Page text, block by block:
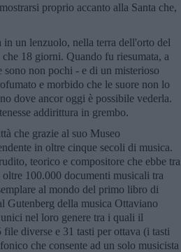
proprio accanto alla Santa che,
un lenzuolo, nella terra dell'orto del
18 giorni. Quando fu riesumata, a
non pochi - e di un misterioso
e morbido che le suore non lo
dove ancor oggi è possibile vederla.
addirittura in grembo.
che grazie al suo Museo
in oltre cinque secoli di musica.
teorico e compositore che ebbe tra
100.000 documenti musicali tra
al mondo del primo libro di
Gutenberg della musica Ottaviano
nel loro genere tra i quali il
diverse e 31 tasti per ottava (i tasti
che consente ad un solo musicista